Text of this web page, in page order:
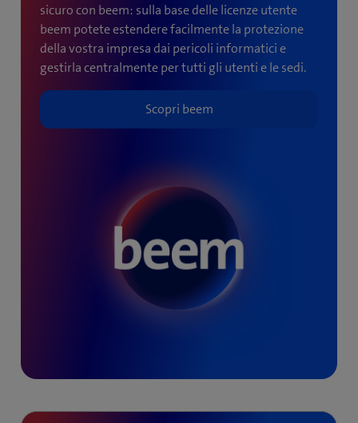
esclusa.
sicuro con beem: sulla base delle licenze utente
beem potete estendere facilmente la protezione
della vostra impresa dai pericoli informatici e
gestirla centralmente per tutti gli utenti e le sedi.